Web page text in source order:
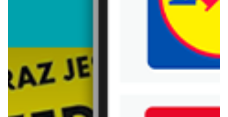
Trafiłeś na nieaktualną gazetkę
Zobacz aktualne gazetki Blix!